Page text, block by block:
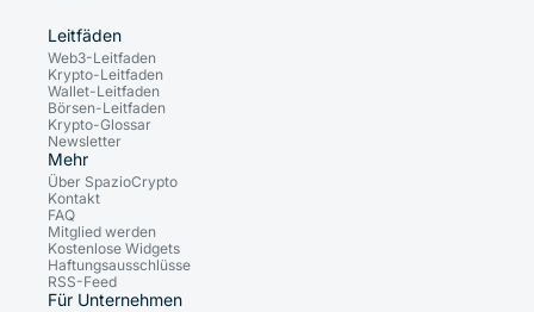
Leitfäden
Web3-Leitfaden
Krypto-Leitfaden
Wallet-Leitfaden
Börsen-Leitfaden
Krypto-Glossar
Newsletter
Mehr
Über SpazioCrypto
Kontakt
FAQ
Mitglied werden
Kostenlose Widgets
Haftungsausschlüsse
RSS-Feed
Für Unternehmen